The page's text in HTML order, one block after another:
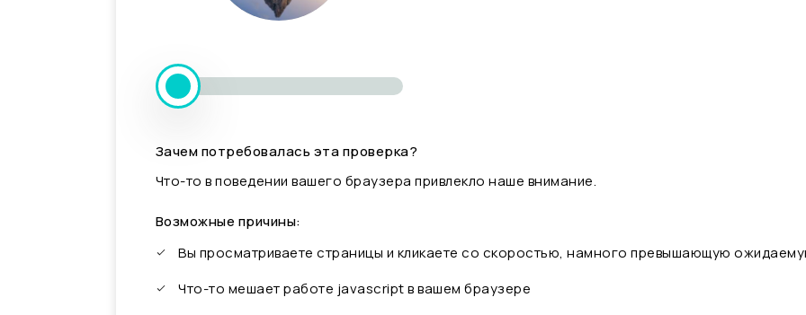
Зачем потребовалась эта проверка?
Что-то в поведении вашего браузера привлекло наше внимание.
Возможные причины:
Вы просматриваете страницы и кликаете со скоростью, намного превышающую
Что-то мешает работе javascript в вашем браузере